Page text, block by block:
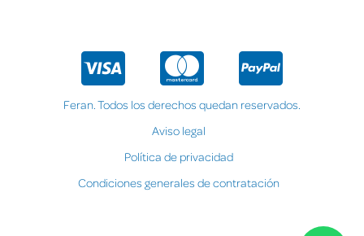
Feran. Todos los derechos quedan reservados.
Aviso legal
Política de privacidad
Condiciones generales de contratación